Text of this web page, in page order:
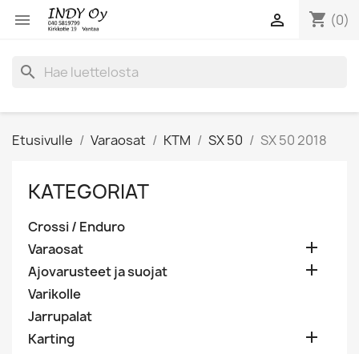
 shopping_cart (0)

search
Etusivulle Varaosat KTM SX 50 SX 50 2018
KATEGORIAT
Crossi / Enduro
Varaosat

Ajovarusteet ja suojat 
Varikolle
Jarrupalat
Karting
